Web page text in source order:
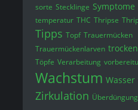
sorte Stecklinge Symptome
temperatur THC Thripse
Tipps Topf Trauermücken
Trauermückenlarven trocken
Töpfe Verarbeitung
Wachstum Wasser
Zirkulation Überdüngung